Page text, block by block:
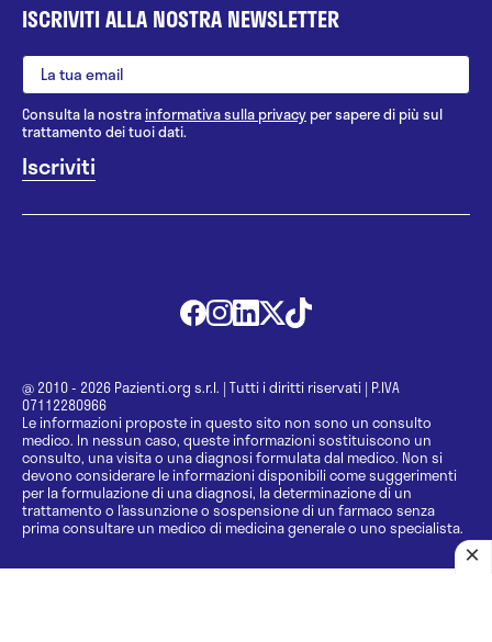
ISCRIVITI ALLA NOSTRA NEWSLETTER
Consulta la nostrainformativa sulla privacy per sapere di più sul
trattamento dei tuoi dati.
@ 2010 - 2026 Pazienti.org s.r.l. | Tutti i diritti riservati | P.IVA
07112280966
Le informazioni proposte in questo sito non sono un consulto
medico. In nessun caso, queste informazioni sostituiscono un
consulto, una visita o una diagnosi formulata dal medico. Non si
devono considerare le informazioni disponibili come suggerimenti
per la formulazione di una diagnosi, la determinazione di un
trattamento o l’assunzione o sospensione di un farmaco senza
prima consultare un medico di medicina generale o uno specialista.